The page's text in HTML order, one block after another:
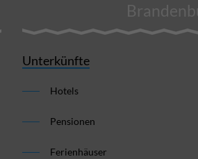
Unterkünfte
Hotels
Pensionen
Ferienhäuser